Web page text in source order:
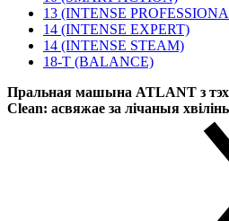
13 (INTENSE
14 (INTENSE EXPERT)
14 (INTENSE STEAM)
18-T (BALANCE)
Пральная машына ATLANT з
Clean: асвяжае за лічаныя